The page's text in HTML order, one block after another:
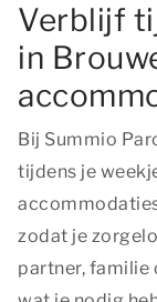
Verblijf
in
Bij Summio
tijdens je
zodat je
partner, familie